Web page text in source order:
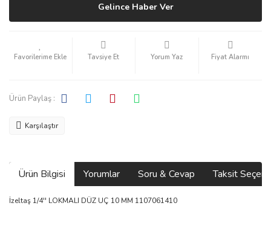
Gelince Haber Ver
Tavsiye Et Yorum Yaz Fiyat Alarmı
Ürün Paylaş :
Karşılaştır
Ürün Bilgisi Yorumlar Soru & Cevap Taksit
İzeltaş 1/4'' LOKMALI DÜZ UÇ 10 MM 1107061410